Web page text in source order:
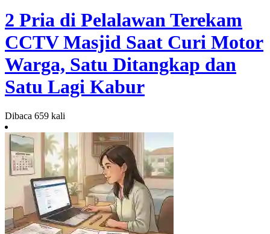
2 Pria di Pelalawan Terekam
CCTV Masjid Saat Curi Motor
Warga, Satu Ditangkap dan
Satu Lagi Kabur
Dibaca 659 kali